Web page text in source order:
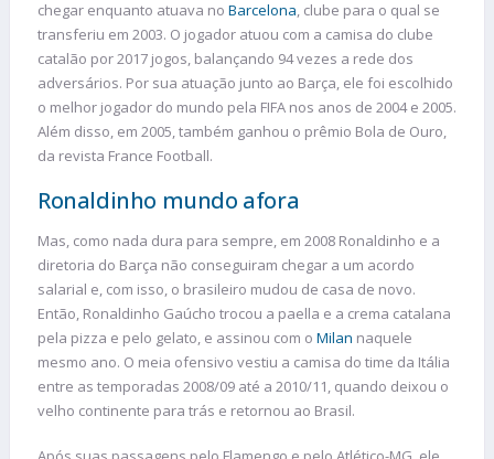
chegar enquanto atuava no Barcelona, clube para o qual se
transferiu em 2003. O jogador atuou com a camisa do clube
catalão por 2017 jogos, balançando 94 vezes a rede dos
adversários. Por sua atuação junto ao Barça, ele foi escolhido
o melhor jogador do mundo pela FIFA nos anos de 2004 e 2005.
Além disso, em 2005, também ganhou o prêmio Bola de Ouro,
da revista France Football.
Ronaldinho mundo afora
Mas, como nada dura para sempre, em 2008 Ronaldinho e a
diretoria do Barça não conseguiram chegar a um acordo
salarial e, com isso, o brasileiro mudou de casa de novo.
Então, Ronaldinho Gaúcho trocou a paella e a crema catalana
pela pizza e pelo gelato, e assinou com o Milan naquele
mesmo ano. O meia ofensivo vestiu a camisa do time da Itália
entre as temporadas 2008/09 até a 2010/11, quando deixou o
velho continente para trás e retornou ao Brasil.